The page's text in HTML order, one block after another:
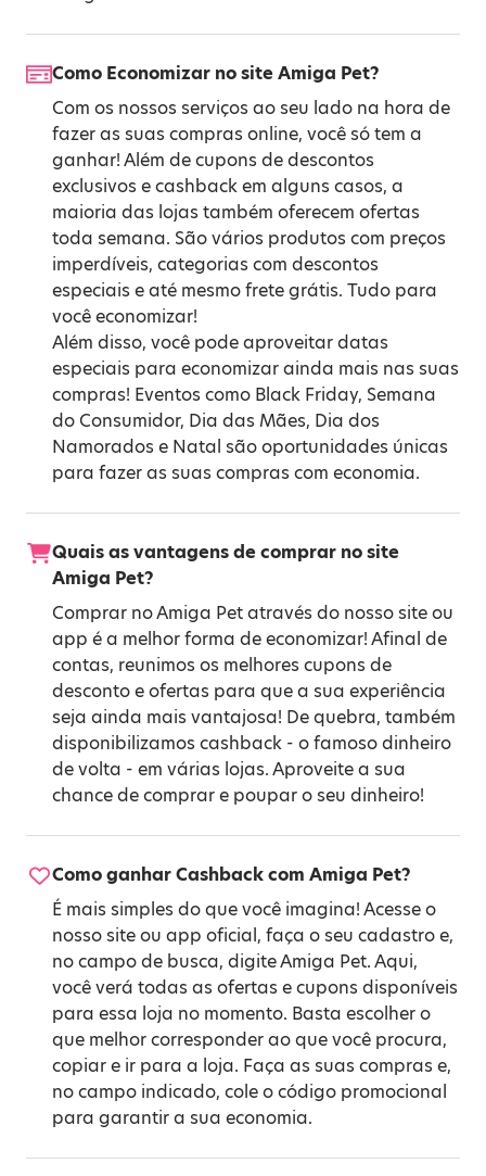
Como Economizar no site Amiga Pet?
Com os nossos serviços ao seu lado na hora de
fazer as suas compras online, você só tem a
ganhar! Além de cupons de descontos
exclusivos e cashback em alguns casos, a
maioria das lojas também oferecem ofertas
toda semana. São vários produtos com preços
imperdíveis, categorias com descontos
especiais e até mesmo frete grátis. Tudo para
você economizar!
Além disso, você pode aproveitar datas
especiais para economizar ainda mais nas suas
compras! Eventos como Black Friday, Semana
do Consumidor, Dia das Mães, Dia dos
Namorados e Natal são oportunidades únicas
para fazer as suas compras com economia.
Quais as vantagens de comprar no site
Amiga Pet?
Comprar no Amiga Pet através do nosso site ou
app é a melhor forma de economizar! Afinal de
contas, reunimos os melhores cupons de
desconto e ofertas para que a sua experiência
seja ainda mais vantajosa! De quebra, também
disponibilizamos cashback - o famoso dinheiro
de volta - em várias lojas. Aproveite a sua
chance de comprar e poupar o seu dinheiro!
Como ganhar Cashback com Amiga Pet?
É mais simples do que você imagina! Acesse o
nosso site ou app oficial, faça o seu cadastro e,
no campo de busca, digite Amiga Pet. Aqui,
você verá todas as ofertas e cupons disponíveis
para essa loja no momento. Basta escolher o
que melhor corresponder ao que você procura,
copiar e ir para a loja. Faça as suas compras e,
no campo indicado, cole o código promocional
para garantir a sua economia.